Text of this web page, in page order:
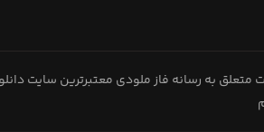
به رسانه فاز ملودی معتبرترین سایت